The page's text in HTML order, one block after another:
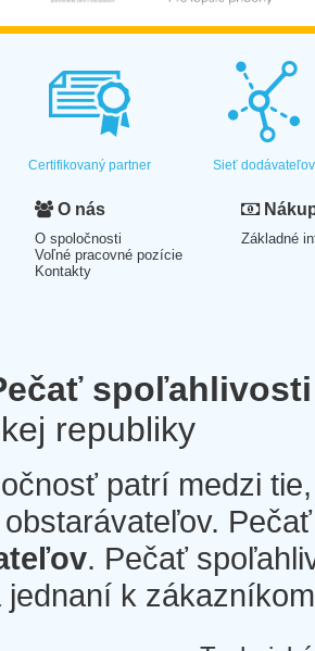
Certifikovaný partner Sieť dodávateľov
O nás
O spoločnosti
Voľné pracovné pozície
Kontakty
Základné
spoľahlivosti
republiky
patrí medzi
. Pečať
jednaní k